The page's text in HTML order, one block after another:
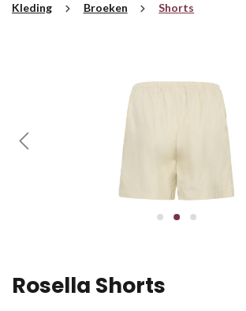
Kleding Broeken Shorts
Rosella Shorts